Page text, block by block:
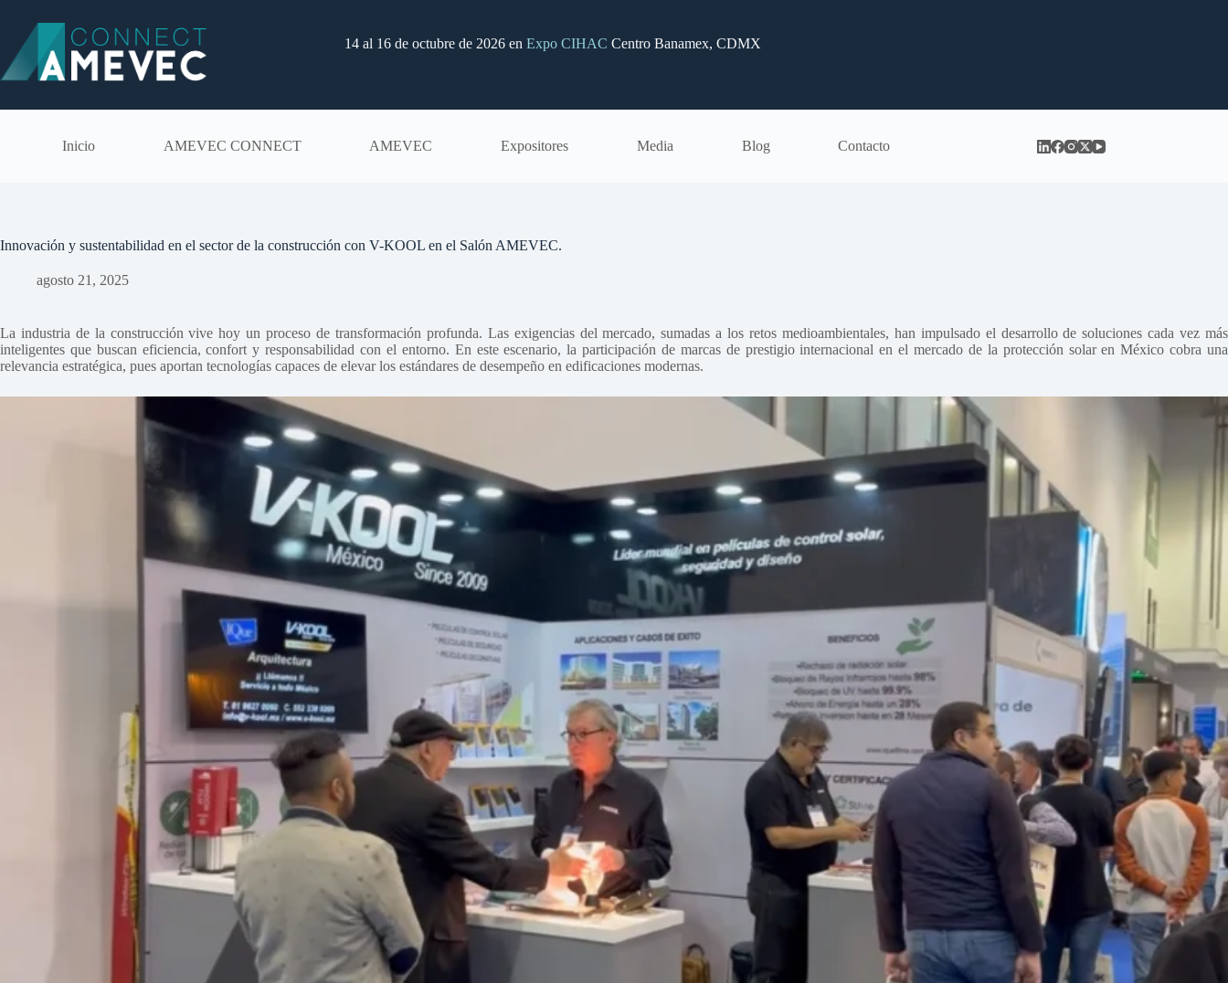
contenido
14 al 16 de octubre de 2026 en Expo CIHAC Centro Banamex, CDMX
Inicio AMEVEC CONNECT AMEVEC Expositores Media Blog Contacto
Innovación y sustentabilidad en el sector de la construcción con V-KOOL en el Salón AMEVEC.
agosto 21, 2025
La industria de la construcción vive hoy un proceso de transformación profunda. Las exigencias del mercado, sumadas a los retos medioambientales, han impulsado el desarrollo de soluciones cada vez más
inteligentes que buscan eficiencia, confort y responsabilidad con el entorno. En este escenario, la participación de marcas de prestigio internacional en el mercado de la protección solar en México cobra una
relevancia estratégica, pues aportan tecnologías capaces de elevar los estándares de desempeño en edificaciones modernas.